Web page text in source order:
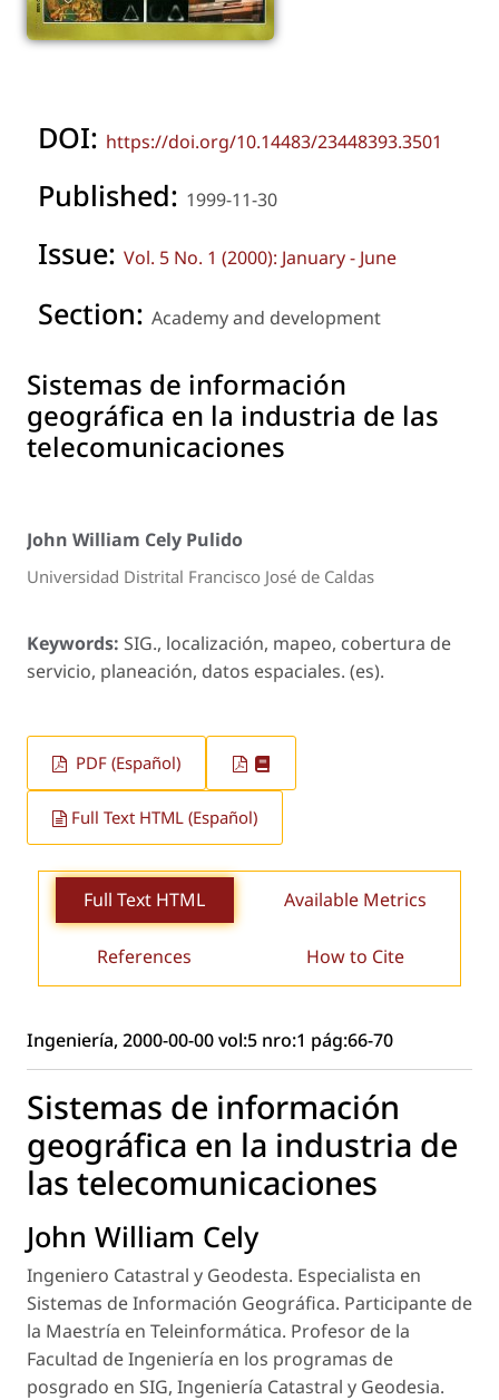
DOI: https://doi.org/10.14483/23448393.3501
Published: 1999-11-30
Issue: Vol. 5 No. 1 (2000): January - June
Section: Academy and development
Sistemas de información
geográfica en la industria de las
telecomunicaciones
John William Cely Pulido
Universidad Distrital Francisco José de Caldas
Keywords: SIG., localización, mapeo, cobertura de
servicio, planeación, datos espaciales. (es).
PDF (Español)
Full Text HTML (Español)
Full Text HTML Available Metrics
References How to Cite
Ingeniería, 2000-00-00 vol:5 nro:1 pág:66-70
Sistemas de información
geográfica en la industria de
las telecomunicaciones
John William Cely
Ingeniero Catastral y Geodesta. Especialista en
Sistemas de Información Geográfica. Participante de
la Maestría en Teleinformática. Profesor de la
Facultad de Ingeniería en los programas de
posgrado en SIG, Ingeniería Catastral y Geodesia.